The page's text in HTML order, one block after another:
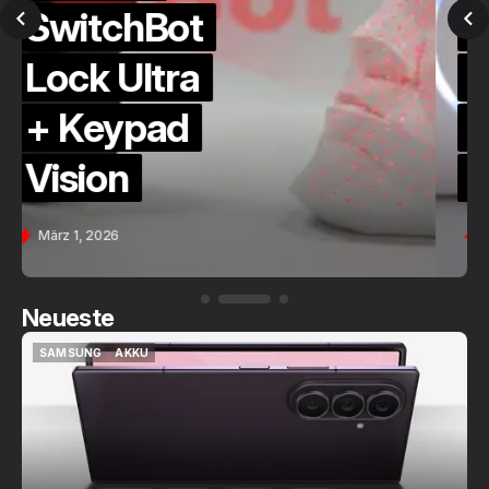
QuickCheck:
Home
Assistant
Voice (PE)
Feb. 9, 2026
Neueste
SAMSUNG
SAMSUNG
AKKU
AKKU